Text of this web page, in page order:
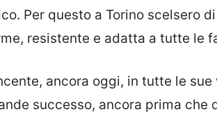
Per questo a Torino scelsero di
resistente e adatta a tutte le
ancora oggi, in tutte le sue
successo, ancora prima che